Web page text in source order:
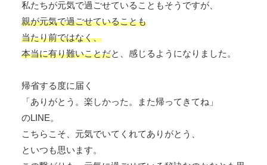
私たちが元気で過ごせていることもそうですが、
親が元気で過ごせていることも
当たり前ではなく、
本当に有り難いことだと、感じるようになりました。
帰省する度に届く
「ありがとう。楽しかった。また帰ってきてね」
のLINE。
こちらこそ、元気でいてくれてありがとう、
といつも思います。